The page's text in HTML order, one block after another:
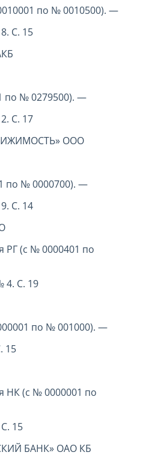
по № 0010500). —
С. 15
по № 0279500). —
С. 17
ООО
по № 0000700). —
С. 14
РГ (с № 0000401 по
С. 19
по № 001000). —
15
НК (с № 0000001 по
15
БАНК» ОАО КБ